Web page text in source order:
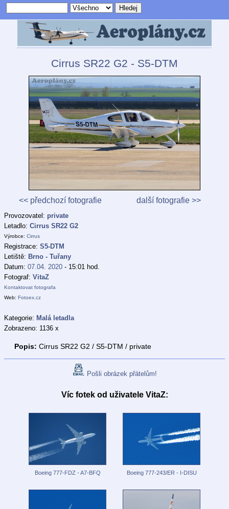
Cirrus SR22 G2 - S5-DTM
<< předchozí fotografie další fotografie >>
Provozovatel: private
Letadlo: Cirrus SR22 G2
Výrobce: Cirrus
Registrace: S5-DTM
Letiště: Brno - Tuřany
Datum: 07.04. 2020 - 15:01 hod.
Fotograf: VitaZ
Kontaktovat fotografa
Web: Fotoex.cz
Kategorie: Malá letadla
Zobrazeno: 1136 x
Popis: Cirrus SR22 G2 / S5-DTM / private
Pošli obrázek přátelům!
Víc fotek od uživatele VitaZ:
Boeing 777-FDZ - A7-BFQ Boeing 777-243/ER - I-DISU